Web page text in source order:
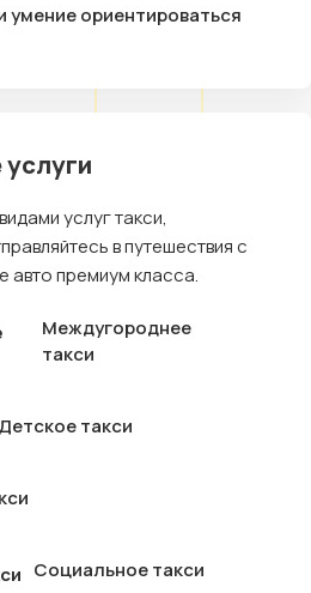
умение ориентироваться
услуг такси,
в путешествия с
авто премиум класса.
Междугороднее
такси
Детское такси
Социальное такси